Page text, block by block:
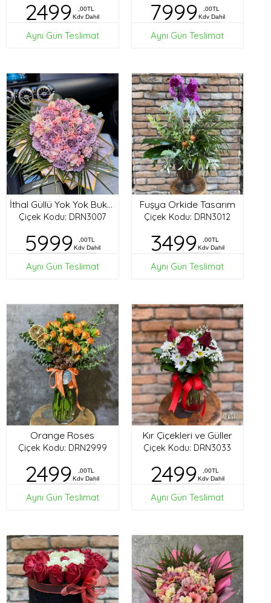
2499
,00TL
Kdv Dahil
Aynı Gün Teslimat
7999
,00TL
Kdv Dahil
Aynı Gün Teslimat
İthal Güllü Yok Yok Buket
Çiçek Kodu: DRN3007
5999
,00TL
Kdv Dahil
Aynı Gün Teslimat
Fuşya Orkide Tasarım
Çiçek Kodu: DRN3012
3499
,00TL
Kdv Dahil
Aynı Gün Teslimat
Orange Roses
Çiçek Kodu: DRN2999
2499
,00TL
Kdv Dahil
Aynı Gün Teslimat
Kır Çiçekleri ve Güller
Çiçek Kodu: DRN3033
2499
,00TL
Kdv Dahil
Aynı Gün Teslimat